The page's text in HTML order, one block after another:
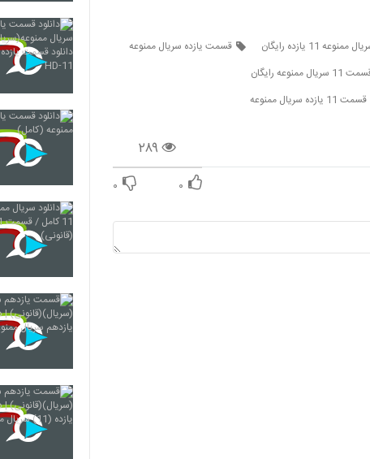
ممنوعه 11 یازده رایگان
قسمت یازده سریال ممنوعه
سریال ممنوعه رایگان
قسمت 11 یازده سریال ممنوعه
۲۸۹
۰ ۰